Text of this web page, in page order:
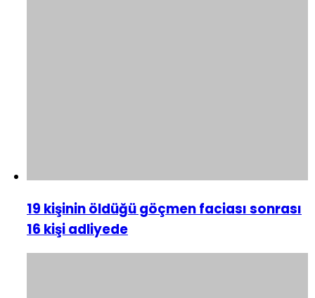
19 kişinin öldüğü göçmen faciası sonrası
16 kişi adliyede